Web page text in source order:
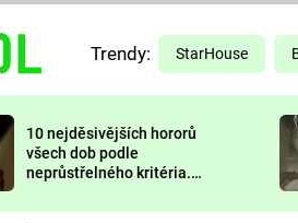
PREDÁTOR
Trendy: StarHouse
10 nejděsivějších hororů
všech dob podle
neprůstřelného kritéria.
nejvíc zvednou tep?